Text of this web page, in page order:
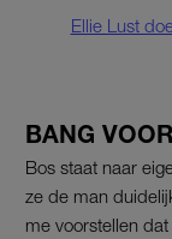
Ellie Lust
BANG
Bos staat naar
ze de man
me voorstellen